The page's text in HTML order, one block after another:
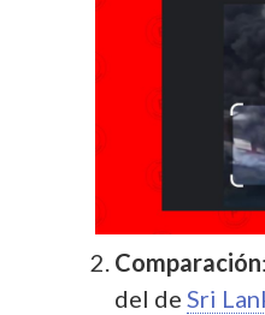
Comparación
del de Sri